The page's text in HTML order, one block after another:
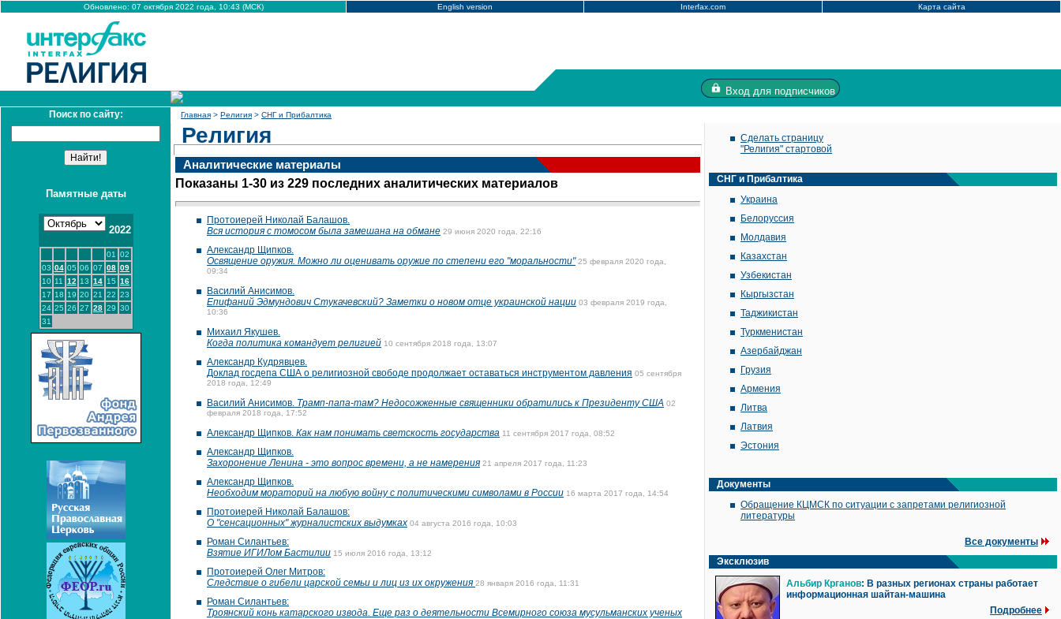
Обновлено: 07 октября 2022 года, 10:43 (МСК) English version Interfax.com Карта сайта
Вход для подписчиков
Поиск по сайту:
Памятные даты
2022
01
02
03 04 05 06 07 08 09
10 11 12 13 14 15 16
17 18 19 20 21 22 23
24 25 26 27 28 29 30
31
Главная > Религия > СНГ и Прибалтика
Религия
Аналитические материалы
Показаны 1-30 из 229 последних аналитических материалов
Протоиерей Николай Балашов.
Вся история с томосом была замешана на обмане 29 июня 2020 года, 22:16
Александр Щипков.
Освящение оружия. Можно ли оценивать оружие по степени его "моральности" 25 февраля 2020 года,
09:34
Василий Анисимов.
Епифаний Эдмундович Стукачевский? Заметки о новом отце украинской нации 03 февраля 2019 года,
10:36
Михаил Якушев.
Когда политика командует религией 10 сентября 2018 года, 13:07
Александр Кудрявцев.
Доклад госдепа США о религиозной свободе продолжает оставаться инструментом давления 05 сентября
2018 года, 12:49
Василий Анисимов. Трамп-папа-там? Недосожженные священники обратились к Президенту США 02
февраля 2018 года, 17:52
Александр Щипков. Как нам понимать светскость государства 11 сентября 2017 года, 08:52
Александр Щипков.
Захоронение Ленина - это вопрос времени, а не намерения 21 апреля 2017 года, 11:23
Александр Щипков.
Необходим мораторий на любую войну с политическими символами в России 16 марта 2017 года, 14:54
Протоиерей Николай Балашов:
О "сенсационных" журналистских выдумках 04 августа 2016 года, 10:03
Роман Силантьев:
Взятие ИГИЛом Бастилии 15 июля 2016 года, 13:12
Протоиерей Олег Митров:
Следствие о гибели царской семьи и лиц из их окружения 28 января 2016 года, 11:31
Роман Силантьев:
Троянский конь катарского извода. Еще раз о деятельности Всемирного союза мусульманских ученых
Сделать страницу
"Религия" стартовой
СНГ и Прибалтика
Украина
Белоруссия
Молдавия
Казахстан
Узбекистан
Кыргызстан
Таджикистан
Туркменистан
Азербайджан
Грузия
Армения
Литва
Латвия
Эстония
Документы
Обращение КЦМСК по ситуации с запретами религиозной
литературы
Все документы
Эксклюзив
Альбир Крганов: В разных регионах страны работает
информационная шайтан-машина
Подробнее